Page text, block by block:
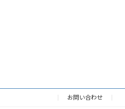
お問い合わせ